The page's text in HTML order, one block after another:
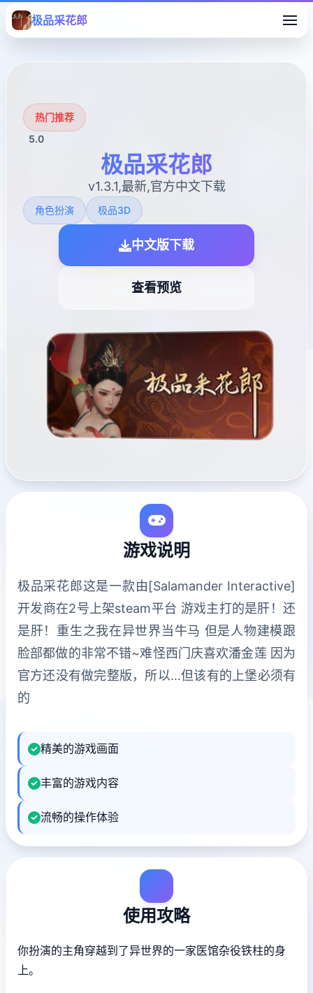
极品采花郎
热门推荐
5.0
极品采花郎
v1.3.1,最新,官方中文下载
角色扮演 极品3D
中文版下载
查看预览
游戏说明
极品采花郎这是一款由[Salamander Interactive]
开发商在2号上架steam平台 游戏主打的是肝！还
是肝！重生之我在异世界当牛马 但是人物建模跟
脸部都做的非常不错~难怪西门庆喜欢潘金莲 因为
官方还没有做完整版，所以…但该有的上堡必须有
的
精美的游戏画面
丰富的游戏内容
流畅的操作体验
使用攻略
你扮演的主角穿越到了异世界的一家医馆杂役铁柱的身
上。